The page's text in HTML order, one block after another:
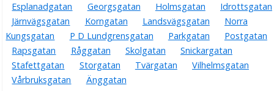
Esplanadgatan
Georgsgatan Holmsgatan
Idrottsgatan
Järnvägsgatan
Korngatan Landsvägsgatan
Norra
Kungsgatan
P D Lundgrensgatan Parkgatan
Postgatan
Rapsgatan
Råggatan Skolgatan
Snickargatan
Stafettgatan
Storgatan Tvärgatan
Vilhelmsgatan
Vårbruksgatan
Änggatan